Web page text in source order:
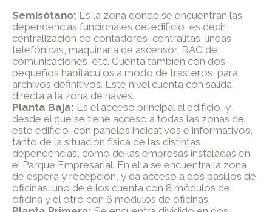
Semisótano: Es la zona donde se encuentran las
dependencias funcionales del edificio, es decir,
centralización de contadores, centralitas, líneas
telefónicas, maquinaria de ascensor, RAC de
comunicaciones, etc. Cuenta también con dos
pequeños habitáculos a modo de trasteros, para
archivos definitivos. Este nivel cuenta con salida
directa a la zona de naves.
Planta Baja: Es el acceso principal al edificio, y
desde el que se tiene acceso a todas las zonas de
este edificio, con paneles indicativos e informativos,
tanto de la situación física de las distintas
dependencias, como de las empresas instaladas en
el Parque Empresarial. En ella se encuentra la zona
de espera y recepción, y da acceso a dos pasillos de
oficinas, uno de ellos cuenta con 8 módulos de
oficina y el otro con 6 módulos de oficinas.